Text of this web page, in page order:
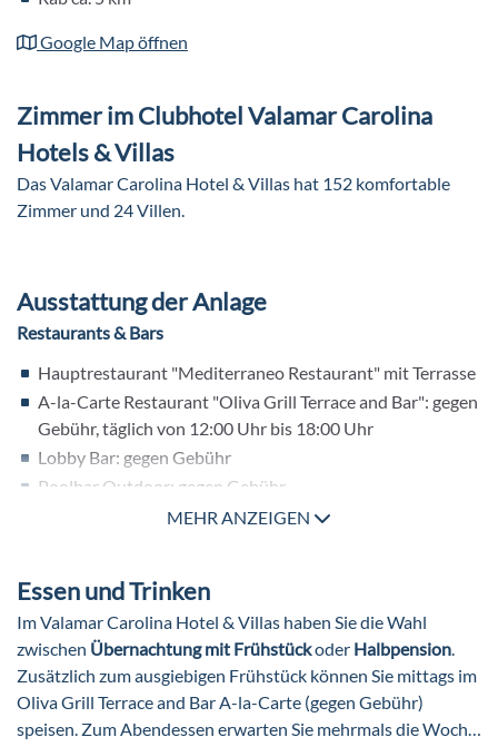
Google Map öffnen
Zimmer im Clubhotel Valamar Carolina
Hotels & Villas
Das Valamar Carolina Hotel & Villas hat 152 komfortable
Zimmer und 24 Villen.
Ausstattung der Anlage
Restaurants & Bars
Hauptrestaurant "Mediterraneo Restaurant" mit Terrasse
A-la-Carte Restaurant "Oliva Grill Terrace and Bar": gegen
Gebühr, täglich von 12:00 Uhr bis 18:00 Uhr
Lobby Bar: gegen Gebühr
Poolbar Outdoor: gegen Gebühr
Weitere Ausstattung
Lift
Badetücher
WLAN im gesamten Hotel ohne Gebühr
Internetterminal: ohne Gebühr
MEHR ANZEIGEN
Essen und Trinken
Im Valamar Carolina Hotel & Villas haben Sie die Wahl
zwischen Übernachtung mit Frühstückoder Halbpension
Zusätzlich zum ausgiebigen Frühstück können Sie mittags im
Oliva Grill Terrace and Bar A-la-Carte (gegen Gebühr)
speisen. Zum Abendessen erwarten Sie mehrmals die Woche